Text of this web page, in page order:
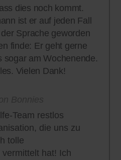
dies noch kommt.
ist er auf jeden Fall
Sprache geworden
finde: Er geht gerne
sogar am Wochenende.
Vielen Dank!
Team restlos
die uns zu
tolle
hat! Ich